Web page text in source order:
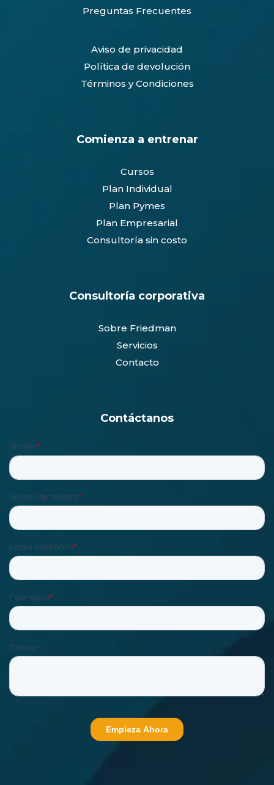
Preguntas Frecuentes
Aviso de privacidad
Política de devolución
Términos y Condiciones
Comienza a entrenar
Cursos
Plan Individual
Plan Pymes
Plan Empresarial
Consultoría sin costo
Consultoría corporativa
Sobre Friedman
Servicios
Contacto
Contáctanos